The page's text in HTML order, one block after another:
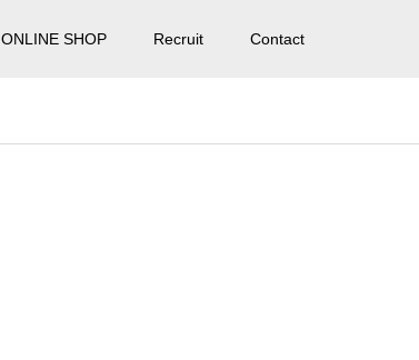
ONLINE SHOP Recruit Contact